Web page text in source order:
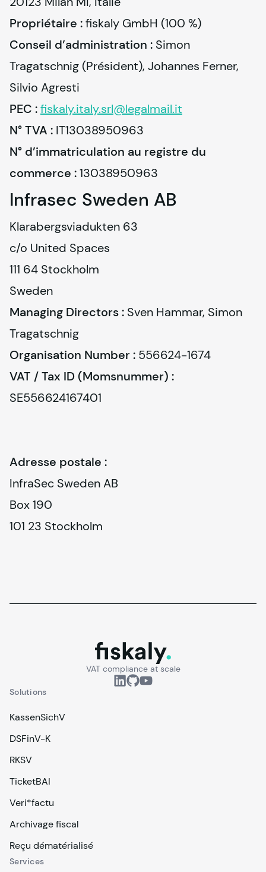
Propriétaire :fiskaly
Conseil d’administration : Simon
Tragatschnig (Président), Johannes Ferner,
PEC :fiskaly.italy.srl@legalmail.it
N° TVA :
N° d’immatriculation au registre du
commerce : 13038950963
Infrasec Sweden AB
Klarabergsviadukten 63
c/o United Spaces
111 64 Stockholm
Sweden
Managing Directors : Sven Hammar, Simon
Organisation Number :
VAT / Tax ID (Momsnummer) :
Adresse postale :
InfraSec Sweden AB
Box 190
101 23 Stockholm
fiskaly.
VAT compliance at scale
Solutions
KassenSichV
DSFinV-K
RKSV
TicketBAI
Veri*factu
Archivage fiscal
Reçu dématérialisé
Services